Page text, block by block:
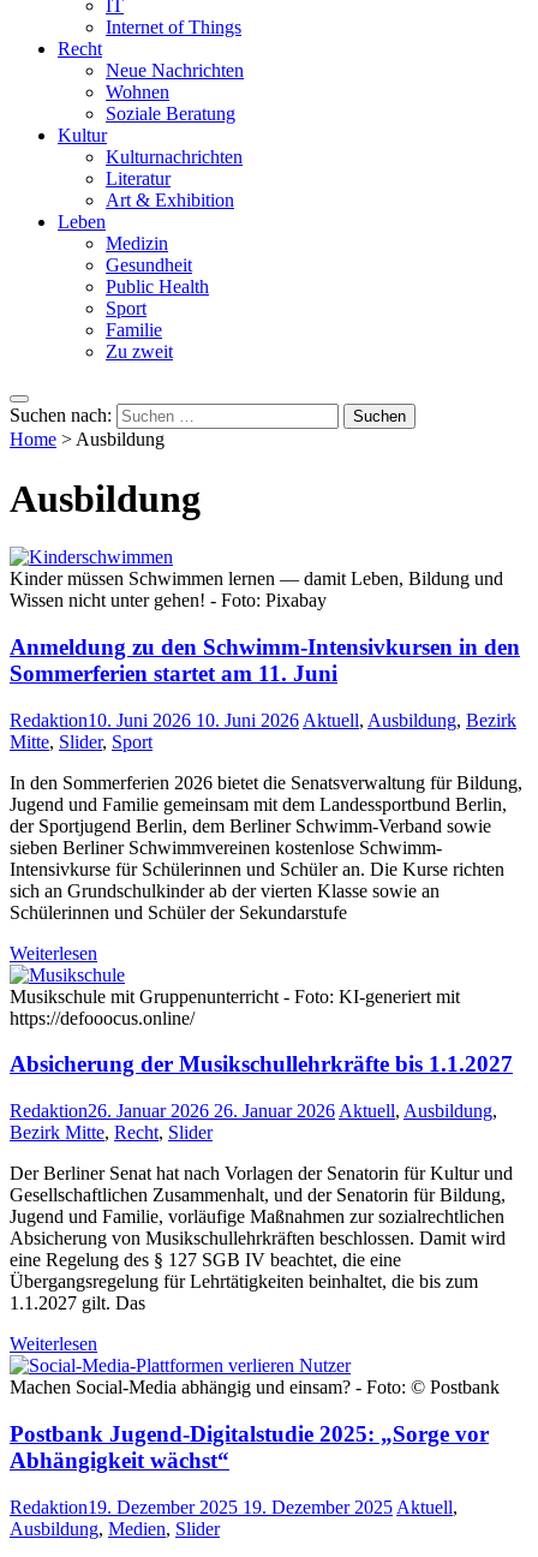
IT
Internet of Things
Recht
Neue Nachrichten
Wohnen
Soziale Beratung
Kultur
Kulturnachrichten
Literatur
Art & Exhibition
Leben
Medizin
Gesundheit
Public Health
Sport
Familie
Zu zweit
Suchen nach:
Home >Ausbildung
Ausbildung
Kinder müssen Schwimmen lernen — damit Leben, Bildung und
Wissen nicht unter gehen! - Foto: Pixabay
Anmeldung zu den Schwimm-Intensivkursen in den
Sommerferien startet am 11. Juni
Redaktion10. Juni 2026 10. Juni 2026 Aktuell, Ausbildung, Bezirk
Mitte, Slider, Sport
In den Sommerferien 2026 bietet die Senatsverwaltung für Bildung,
Jugend und Familie gemeinsam mit dem Landessportbund Berlin,
der Sportjugend Berlin, dem Berliner Schwimm-Verband sowie
sieben Berliner Schwimmvereinen kostenlose Schwimm-
Intensivkurse für Schülerinnen und Schüler an. Die Kurse richten
sich an Grundschulkinder ab der vierten Klasse sowie an
Schülerinnen und Schüler der Sekundarstufe
Weiterlesen
Musikschule mit Gruppenunterricht - Foto: KI-generiert mit
https://defooocus.online/
Absicherung der Musikschullehrkräfte bis 1.1.2027
Redaktion26. Januar 2026 26. Januar 2026 Aktuell, Ausbildung,
Bezirk Mitte, Recht, Slider
Der Berliner Senat hat nach Vorlagen der Senatorin für Kultur und
Gesellschaftlichen Zusammenhalt, und der Senatorin für Bildung,
Jugend und Familie, vorläufige Maßnahmen zur sozialrechtlichen
Absicherung von Musikschullehrkräften beschlossen. Damit wird
eine Regelung des § 127 SGB IV beachtet, die eine
Übergangsregelung für Lehrtätigkeiten beinhaltet, die bis zum
1.1.2027 gilt. Das
Weiterlesen
Machen Social-Media abhängig und einsam? - Foto: © Postbank
Postbank Jugend-Digitalstudie 2025: „Sorge vor
Abhängigkeit wächst“
Redaktion19. Dezember 2025 19. Dezember 2025 Aktuell,
Ausbildung, Medien, Slider